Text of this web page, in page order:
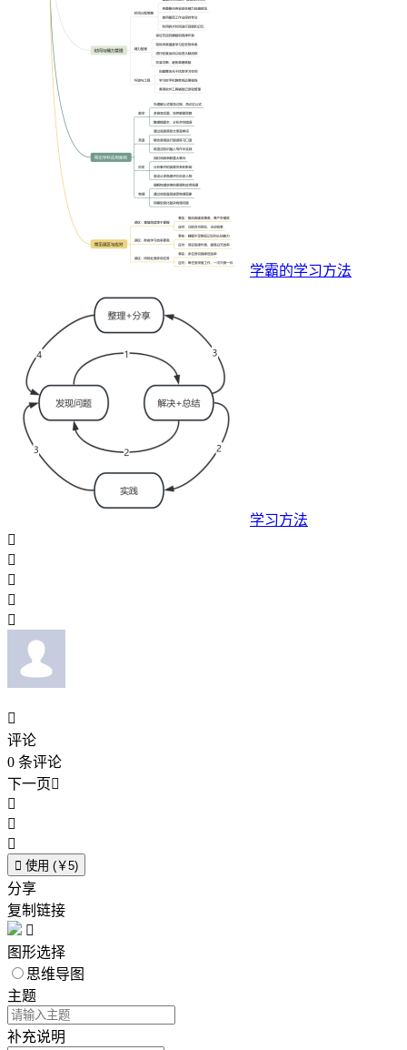
学霸的学习方法
学习方法






评论
0 条评论
下一页



 使用 (￥5)
分享
复制链接

图形选择
思维导图
主题
补充说明